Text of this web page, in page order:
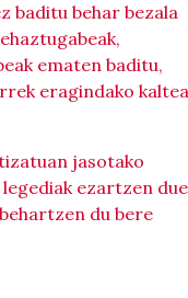
baditu behar bezala
ematen baditu,
eragindako
jasotako
ezartzen
du bere